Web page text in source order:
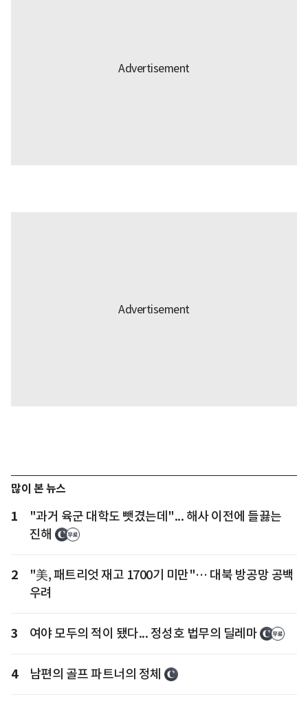
많이 본 뉴스
1
"과거 육군 대학도 뺏겼는데"... 해사 이전에 들끓는
진해
2
"美, 패트리엇 재고 1700기 미만"… 대북 방공망 공백
우려
3 여야 모두의 적이 됐다... 정성호 법무의 딜레마
4 남편의 골프 파트너의 정체